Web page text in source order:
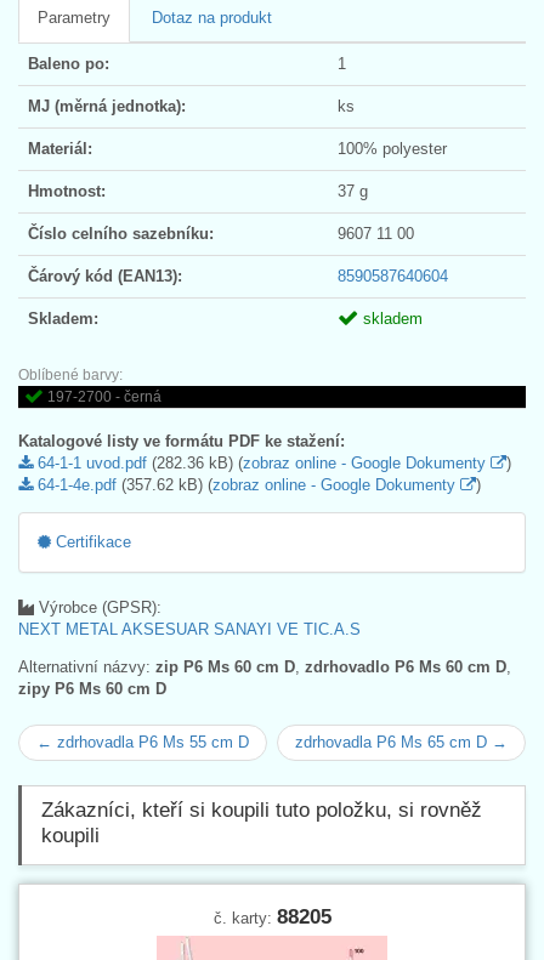
Parametry Dotaz na produkt
Baleno po: 1
MJ (měrná jednotka): ks
Materiál: 100% polyester
Hmotnost: 37 g
Číslo celního sazebníku: 9607 11 00
Čárový kód (EAN13): 8590587640604
Skladem: skladem
Oblíbené barvy:
197-2700 - černá
Katalogové listy ve formátu PDF ke stažení:
64-1-1 uvod.pdf (282.36 kB) (zobraz online - Google Dokumenty
)
64-1-4e.pdf (357.62 kB) (zobraz online - Google Dokumenty )
Certifikace
Výrobce (GPSR):
NEXT METAL AKSESUAR SANAYI VE TIC.A.S
Alternativní názvy: zip P6 Ms 60 cm D zdrhovadlo P6 Ms 60 cm D
zipy P6 Ms 60 cm D
← zdrhovadla P6 Ms 55 cm D zdrhovadla P6 Ms 65 cm D →
Zákazníci, kteří si koupili tuto položku, si rovněž
koupili
č. karty: 88205